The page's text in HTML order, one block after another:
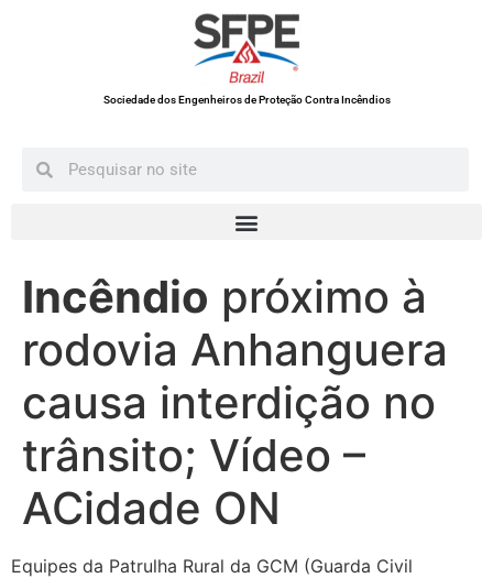
Sociedade dos Engenheiros de Proteção Contra Incêndios
Incêndio próximo à
rodovia Anhanguera
causa interdição no
trânsito; Vídeo –
ACidade ON
Equipes da Patrulha Rural da GCM (Guarda Civil